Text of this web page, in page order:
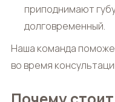
приподнимают
долговременный.
Наша команда
во время